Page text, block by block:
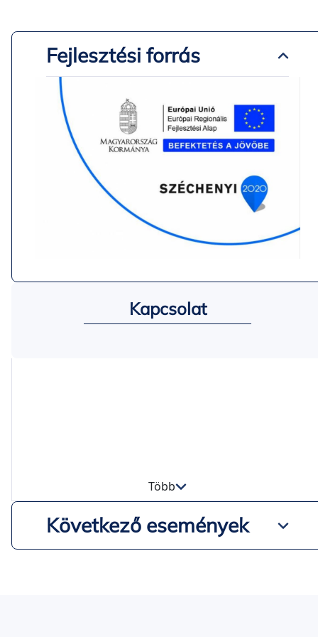
Fejlesztési forrás
Kapcsolat
Több
Következő események